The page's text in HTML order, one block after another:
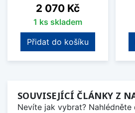
Cena
2 070 Kč
1 ks skladem
Přidat do košíku
SOUVISEJÍCÍ ČLÁNKY Z
Nevíte jak vybrat? Nahlédněte